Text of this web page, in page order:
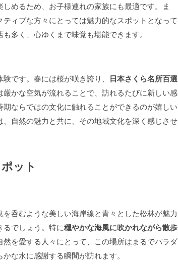
めるため、お子様連れの家族にも最適です。ま
ィブな方々にとっては魅力的なスポットとなって
多く、心ゆくまで味覚も堪能できます。
です。春には桜が咲き誇り、 日本さくら名所百選
かな空気が流れることで、訪れるたびに新しい感
ならではの文化に触れることができるのが嬉しい
自然の魅力と共に、その地域文化を深く感じさせ
ット
呑むような美しい海岸線と青々とした松林が魅力
でしょう。特に穏やかな海風に吹かれながら散歩
然を愛する人々にとって、この場所はまるでパラダ
な水に感謝する瞬間が訪れます。